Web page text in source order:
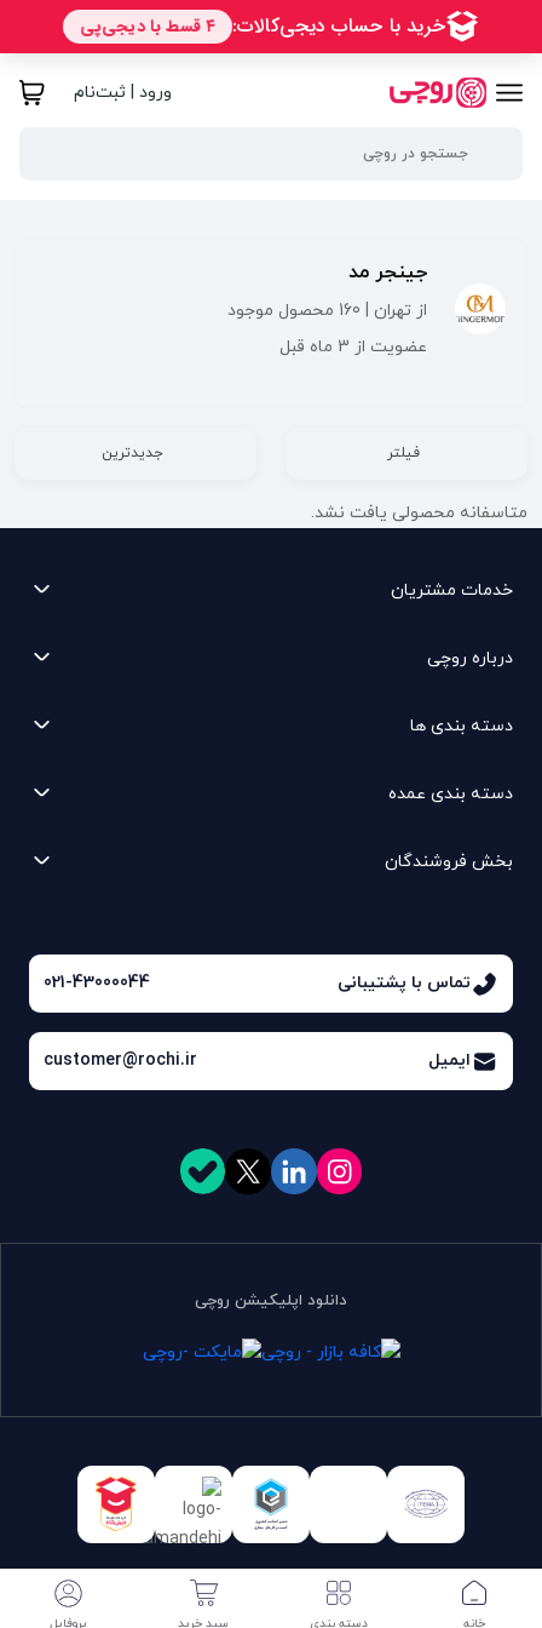
ورود | ثبت‌نام
جینجر مد
از تهران | 160 محصول موجود
عضویت از 3 ماه قبل
فیلتر جدیدترین
متاسفانه محصولی یافت نشد.
خدمات مشتریان
درباره روچی
دسته بندی ها
دسته بندی عمده
بخش فروشندگان
تماس با پشتیبانی 021-43000044
ایمیل customer@rochi.ir
دانلود اپلیکیشن روچی
تمامی حقوق برای روچی محفوظ است. | طراحی و توسعه: سرایکو
خانه دسته بندی سبد خرید پروفایل